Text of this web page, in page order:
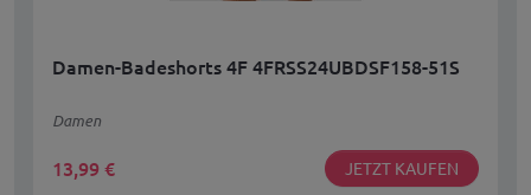
Damen-Badeshorts 4F 4FRSS24UBDSF158-51S
Damen
13,99 € JETZT KAUFEN